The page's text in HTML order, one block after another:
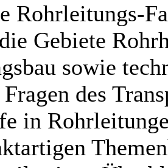
Rohrleitungs-
Gebiete
sowie
des
in